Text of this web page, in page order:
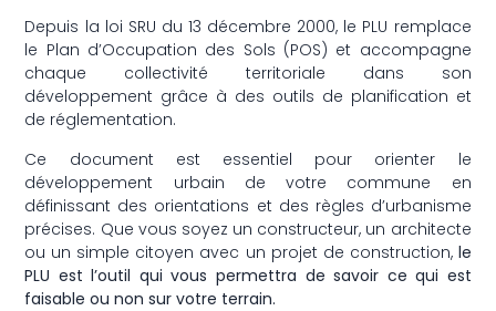
Depuis la loi SRU du 13 décembre 2000, le PLU remplace
le Plan d’Occupation des Sols (POS) et accompagne
chaque collectivité territoriale dans son
développement grâce à des outils de planification et
de réglementation.
Ce document est essentiel pour orienter le
développement urbain de votre commune en
définissant des orientations et des règles d’urbanisme
précises. Que vous soyez un constructeur, un architecte
ou un simple citoyen avec un projet de construction, le
PLU est l’outil qui vous permettra de savoir ce qui est
faisable ou non sur votre terrain.